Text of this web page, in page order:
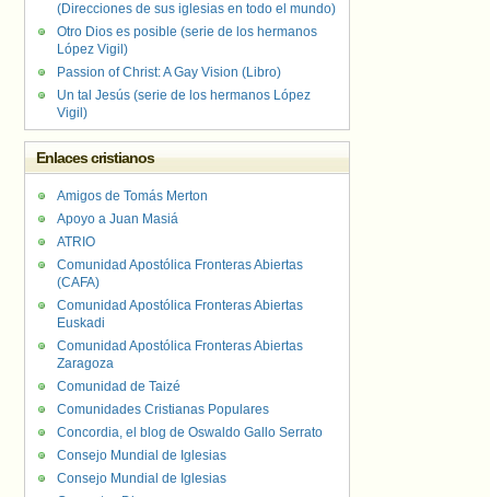
(Direcciones de sus iglesias en todo el mundo)
Otro Dios es posible (serie de los hermanos
López Vigil)
Passion of Christ: A Gay Vision (Libro)
Un tal Jesús (serie de los hermanos López
Vigil)
Enlaces cristianos
Amigos de Tomás Merton
Apoyo a Juan Masiá
ATRIO
Comunidad Apostólica Fronteras Abiertas
(CAFA)
Comunidad Apostólica Fronteras Abiertas
Euskadi
Comunidad Apostólica Fronteras Abiertas
Zaragoza
Comunidad de Taizé
Comunidades Cristianas Populares
Concordia, el blog de Oswaldo Gallo Serrato
Consejo Mundial de Iglesias
Consejo Mundial de Iglesias